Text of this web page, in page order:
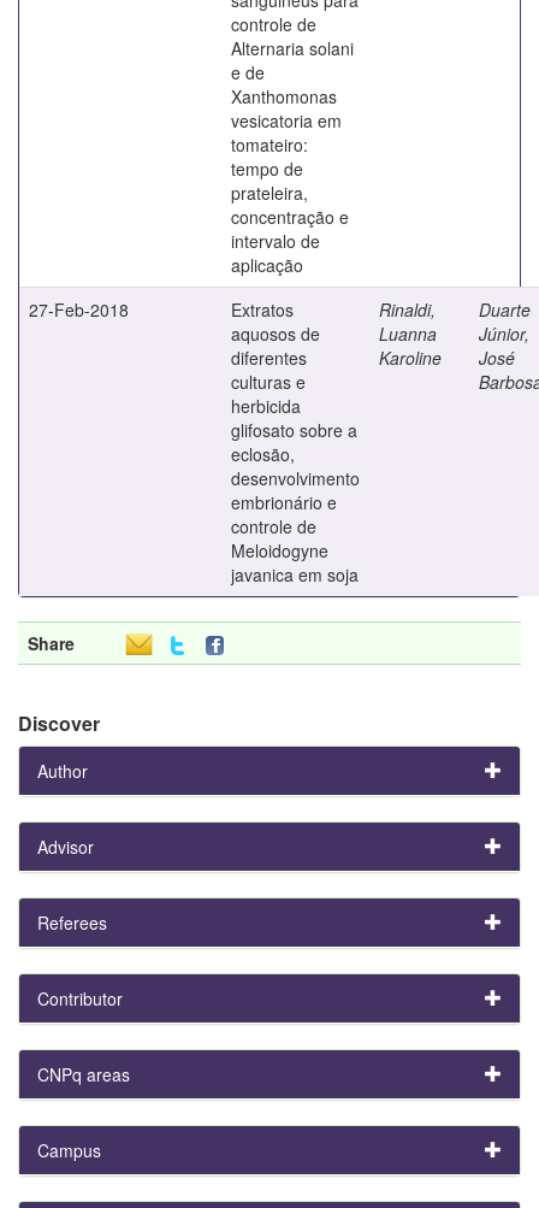
controle de
Alternaria solani
e de
Xanthomonas
vesicatoria em
tomateiro:
tempo de
prateleira,
concentração e
intervalo de
aplicação
27-Feb-2018
Extratos
aquosos de
diferentes
culturas e
herbicida
glifosato sobre a
eclosão,
desenvolvimento
embrionário e
controle de
Meloidogyne
javanica em soja
Rinaldi,
Luanna
Karoline
Duarte
Júnior,
José
Share
Discover
Author
Advisor
Referees
Contributor
CNPq areas
Campus